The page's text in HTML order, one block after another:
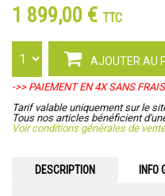
1 899,00 € TTC
AJOUTER AU
->> PAIEMENT EN 4X SANS
Tarif valable uniquement sur le
Tous nos articles bénéficient
Voir conditions générales de
DESCRIPTION INFO